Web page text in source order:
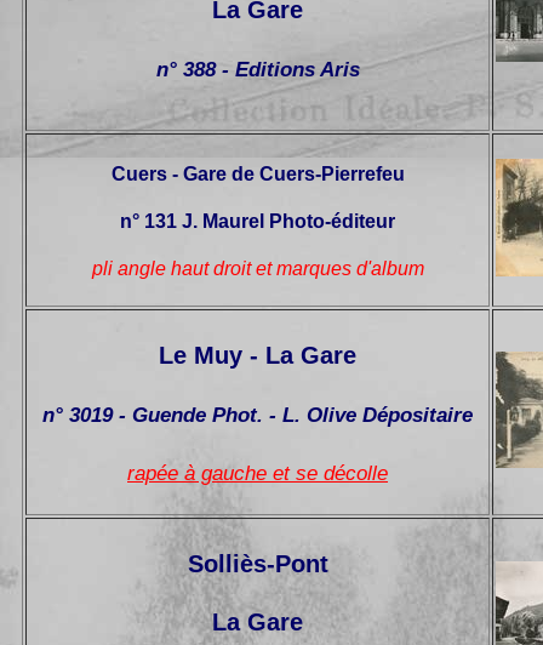
La Gare
n° 388 - Editions Aris
Cuers - Gare de Cuers-Pierrefeu
n° 131 J. Maurel Photo-éditeur
pli angle haut droit et marques d'album
Le Muy - La Gare
n° 3019 - Guende Phot. - L. Olive Dépositaire
rapée à gauche et se décolle
Solliès-Pont
La Gare